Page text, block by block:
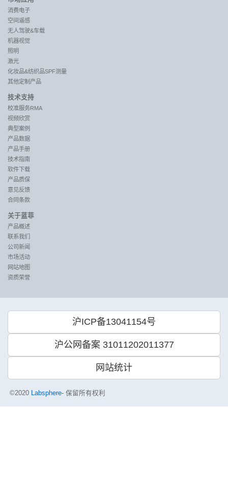
消费电子
空间遥感
无人驾驶&车载
机器视觉
照明
激光
化妆品&纺织品SPF测量
其他定制产品
技术支持
校准服务RMA
视频欣赏
典型案例
产品数据
产品手册
技术指南
软件下载
产品质保
意见反馈
合同条款
关于蓝菲
产品概述
联系我们
公司新闻
市场活动
网站地图
资质荣誉
沪ICP备13041154号
沪公网备案 31011202011377
网站统计
©2020 Labsphere- 保留所有权利